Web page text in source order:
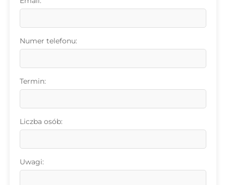
Numer telefonu:
Termin:
Liczba osób:
Uwagi: